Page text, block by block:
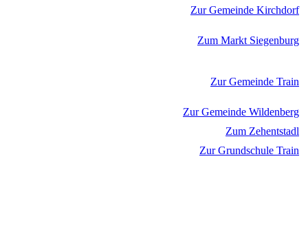
Zur Gemeinde Kirchdorf
Zum Markt Siegenburg
Zur Gemeinde Train
Zur Gemeinde Wildenberg
Zum Zehentstadl
Zur Grundschule Train